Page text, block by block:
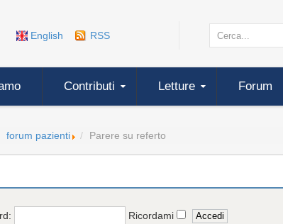
English RSS
Contributi Letture Forum
forum pazienti Parere su referto
Ricordami